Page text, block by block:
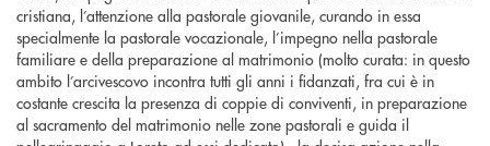
cristiana, l’attenzione alla pastorale giovanile, curando in essa
specialmente la pastorale vocazionale, l’impegno nella pastorale
familiare e della preparazione al matrimonio (molto curata: in questo
ambito l’arcivescovo incontra tutti gli anni i fidanzati, fra cui è in
costante crescita la presenza di coppie di conviventi, in preparazione
al sacramento del matrimonio nelle zone pastorali e guida il